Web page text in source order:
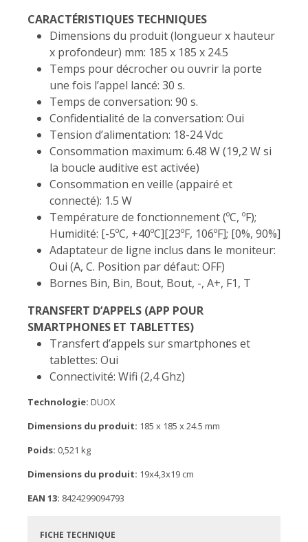
CARACTÉRISTIQUES TECHNIQUES
Dimensions du produit (longueur x hauteur
x profondeur) mm: 185 x 185 x 24.5
Temps pour décrocher ou ouvrir la porte
une fois l’appel lancé: 30 s.
Temps de conversation: 90 s.
Confidentialité de la conversation: Oui
Tension d’alimentation: 18-24 Vdc
Consommation maximum: 6.48 W (19,2 W si
la boucle auditive est activée)
Consommation en veille (appairé et
connecté): 1.5 W
Température de fonctionnement (ºC, ºF);
Humidité: [-5ºC, +40ºC][23ºF, 106ºF]; [0%, 90%]
Adaptateur de ligne inclus dans le moniteur:
Oui (A, C. Position par défaut: OFF)
Bornes Bin, Bin, Bout, Bout, -, A+, F1, T
TRANSFERT D’APPELS (APP POUR
SMARTPHONES ET TABLETTES)
Transfert d’appels sur smartphones et
tablettes: Oui
Connectivité: Wifi (2,4 Ghz)
Technologie: DUOX
Dimensions du produit: 185 x 185 x 24.5 mm
Poids: 0,521 kg
Dimensions du produit: 19x4,3x19 cm
EAN 13: 8424299094793
FICHE TECHNIQUE